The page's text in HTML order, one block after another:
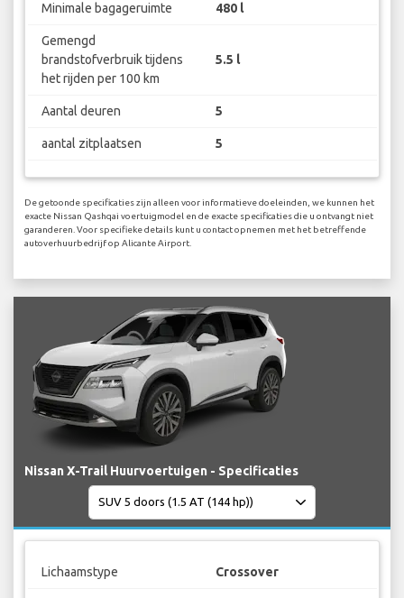
Minimale bagageruimte 480 l
Gemengd
brandstofverbruik tijdens
het rijden per 100 km
5.5 l
Aantal deuren 5
aantal zitplaatsen 5
De getoonde specificaties zijn alleen voor informatieve doeleinden, we kunnen het
exacte Nissan Qashqai voertuigmodel en de exacte specificaties die u ontvangt niet
garanderen. Voor specifieke details kunt u contact opnemen met het betreffende
autoverhuurbedrijf op Alicante Airport.
Nissan X-Trail Huurvoertuigen - Specificaties
Lichaamstype Crossover